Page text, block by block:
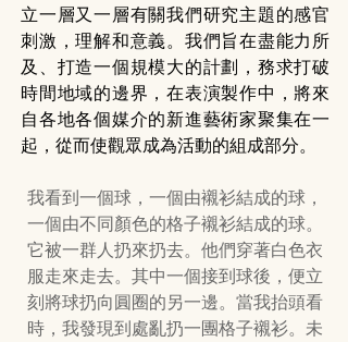
立一層又一層有關我們研究主題的感官
刺激，理解和意義。我們旨在盡能力所
及、打造一個規模大的計劃，務求打破
時間地域的邊界，在表演製作中，將來
自各地各個媒介的新進藝術家聚集在一
起，從而使觀眾成為活動的組成部分。
我看到一個球，一個由襯衫結成的球，
一個由不同顏色的格子襯衫結成的球。
它被一群人扔來扔去。他們穿著白色衣
服走來走去。其中一個接到球後，便立
刻將球扔向圓圈的另一邊。當我抬頭看
時，我發現到處亂扔一團格子襯衫。未